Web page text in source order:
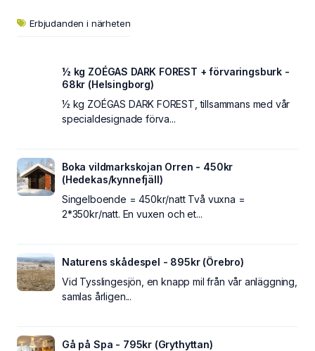
Erbjudanden i närheten
½ kg ZOÉGAS DARK FOREST + förvaringsburk -
68kr (Helsingborg)
½ kg ZOÉGAS DARK FOREST, tillsammans med vår
specialdesignade förva...
Boka vildmarkskojan Orren - 450kr
(Hedekas/kynnefjäll)
Singelboende = 450kr/natt Två vuxna =
2*350kr/natt. En vuxen och et...
Naturens skådespel - 895kr (Örebro)
Vid Tysslingesjön, en knapp mil från vår anläggning,
samlas årligen...
Gå på Spa - 795kr (Grythyttan)